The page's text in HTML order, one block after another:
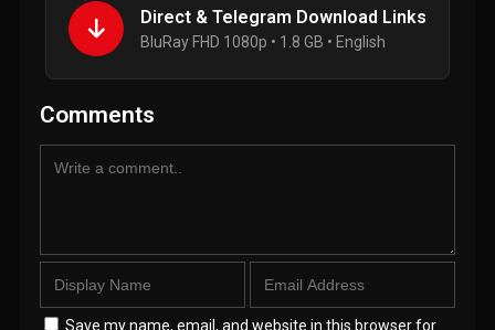
Direct & Telegram Download Links
BluRay FHD 1080p • 1.8 GB • English
Comments
Save my name, email, and website in this browser for